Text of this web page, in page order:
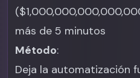
más de 5 minutos
Método:
Deja la automatización